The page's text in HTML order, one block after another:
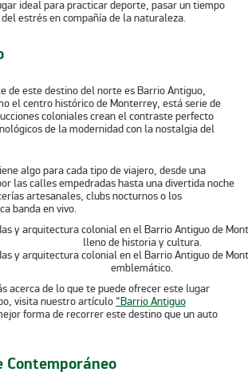
ideal para practicar deporte, pasar un tiempo
estrés en compañía de la naturaleza.
de este destino del norte es Barrio Antiguo,
el centro histórico de Monterrey, está serie de
coloniales crean el contraste perfecto
de la modernidad con la nostalgia del
algo para cada tipo de viajero, desde una
las calles empedradas hasta una divertida noche
artesanales, clubs nocturnos o los
banda en vivo.
y arquitectura colonial en el Barrio Antiguo de
emblemático.
acerca de lo que te puede ofrecer este lugar
visita nuestro artículo “Barrio Antiguo
forma de recorrer este destino que un auto
Contemporáneo